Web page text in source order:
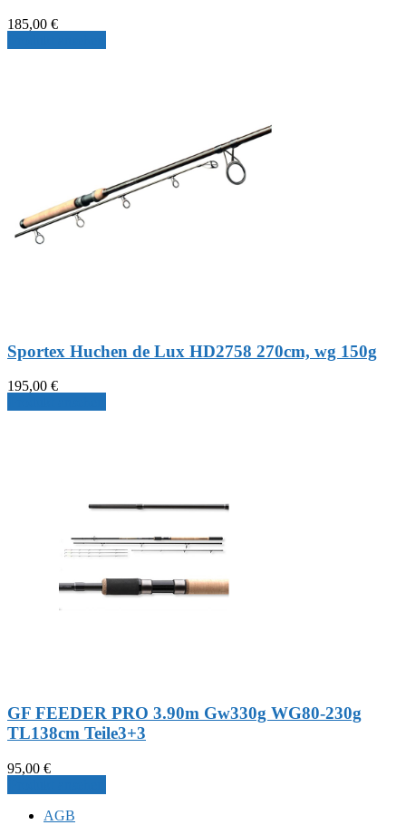
185,00 €
Sportex Huchen de Lux HD2758 270cm, wg 150g
195,00 €
GF FEEDER PRO 3.90m Gw330g WG80-230g
TL138cm Teile3+3
95,00 €
AGB